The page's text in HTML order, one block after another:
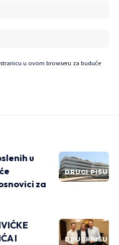
u ovom browseru za buduće
DRUGI PIŠU
u
za
DRUGI PIŠU
I